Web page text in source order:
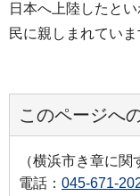
日本へ上陸したと
民に親しまれていま
このページへ
（横浜市き章に
電話： 045-671-